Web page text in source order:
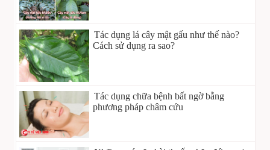
Tác dụng lá cây mật gấu như thế nào?
Cách sử dụng ra sao?
Tác dụng chữa bệnh bất ngờ bằng
phương pháp châm cứu